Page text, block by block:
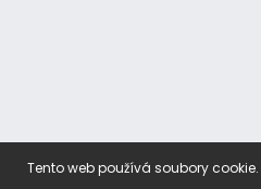
Tento web používá soubory